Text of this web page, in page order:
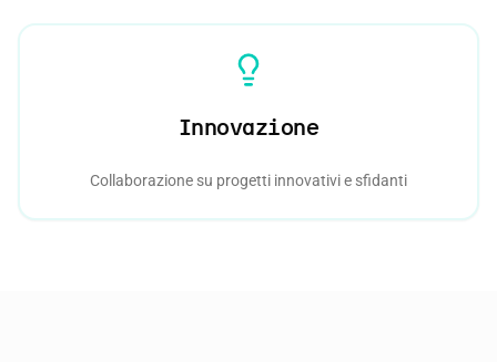
Innovazione
Collaborazione su progetti innovativi e sfidanti